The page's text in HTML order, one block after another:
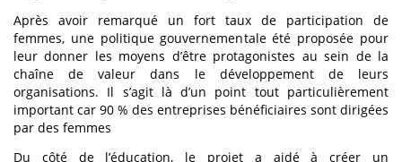
Après avoir remarqué un fort taux de participation de
femmes, une politique gouvernementale été proposée pour
leur donner les moyens d’être protagonistes au sein de la
chaîne de valeur dans le développement de leurs
organisations. Il s’agit là d’un point tout particulièrement
important car 90 % des entreprises bénéficiaires sont dirigées
par des femmes
Du côté de l’éducation, le projet a aidé à créer un